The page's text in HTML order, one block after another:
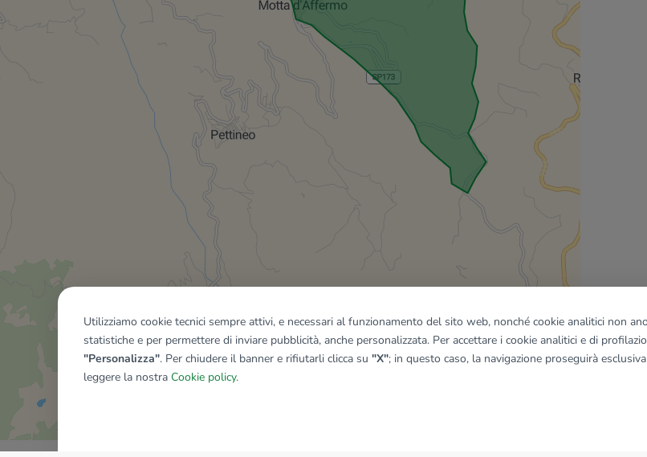
Mostra tutti gli immobili del riquadro
Utilizziamo cookie tecnici sempre attivi, e necessari al funzionamento del sito web, nonché cookie analitici non
statistiche e per permettere di inviare pubblicità, anche personalizzata. Per accettare i cookie analitici e di
"Personalizza". Per chiudere il banner e rifiutarli clicca su "X"; in questo caso, la navigazione proseguirà
leggere la nostra Cookie policy.